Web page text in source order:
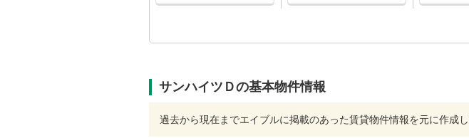
サンハイツＤの基本物件情報
過去から現在までエイブルに掲載のあった賃貸物件情報を元に作成し